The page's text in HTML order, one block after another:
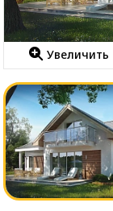
Увеличить